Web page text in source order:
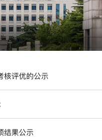
评优的公示
结果公示